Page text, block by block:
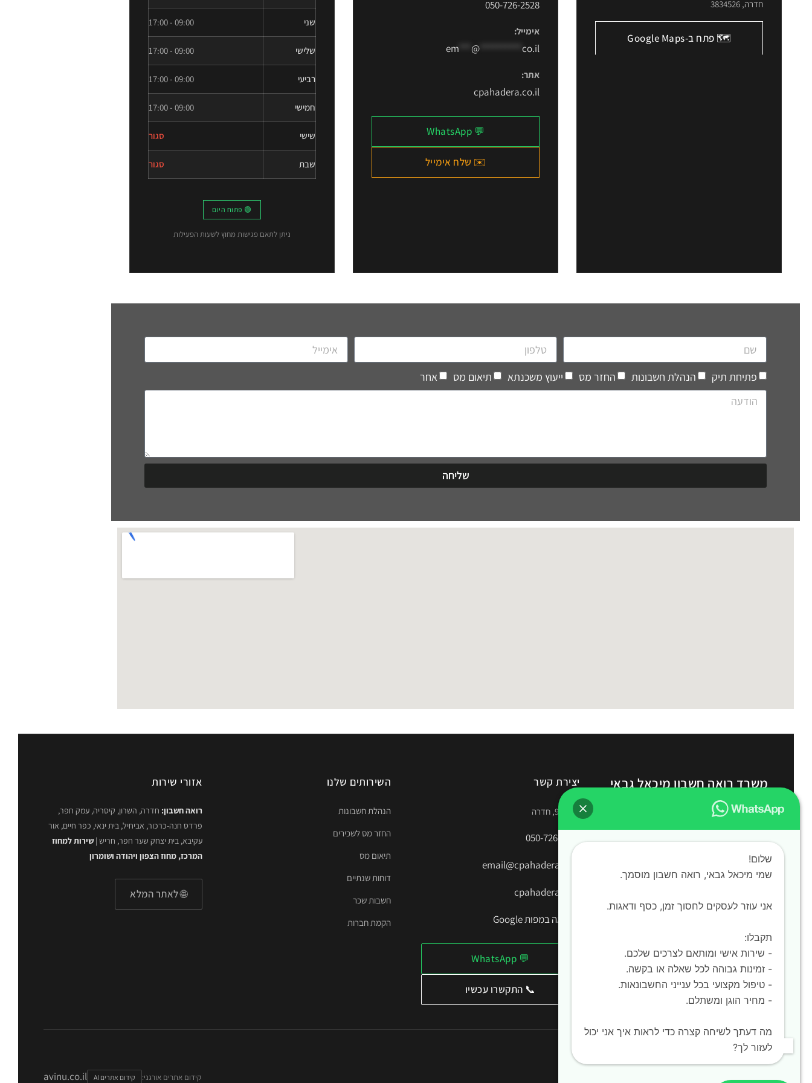
חדרה,
3834526
🗺️ פתח ב-Google Maps
050-726-2528
אימייל:
em @ co.il
אתר:
cpahadera.co.il
💬 WhatsApp
✉️ שלח אימייל
שני 09:00 - 17:00
שלישי 09:00 - 17:00
רביעי 09:00 - 17:00
חמישי 09:00 - 17:00
שישי סגור
שבת סגור
🟢 פתוח היום
ניתן לתאם פגישות מחוץ לשעות הפעילות
פתיחת תיק הנהלת חשבונות החזר מס ייעוץ משכנתא תיאום מס אחר
שליחה
משרד רואה חשבון מיכאל גבאי
שירותי רו"ח מקצועיים בחדרה | הנהלת חשבונות |
יצירת קשר
הירקון 9, חדרה
050-726-2528
email@cpahadera.co.il
cpahadera.co.il
📍 ראה במפות Google
💬 WhatsApp
📞 התקשרו עכשיו
השירותים שלנו
הנהלת חשבונות
החזר מס לשכירים
תיאום מס
דוחות שנתיים
חשבות שכר
הקמת חברות
אזורי שירות
רואה חשבון: חדרה, השרון, קיסריה, עמק חפר,
פרדס חנה-כרכור, אביחיל, בית ינאי, כפר חיים, אור
עקיבא, בית יצחק שער חפר, חריש |שירות למחוז
המרכז, מחוז הצפון ויהודה ושומרון
🌐 לאתר המלא
קידום אתרים אורגני: קידום אתרים AI avinu.co.il
שלום!
שמי מיכאל גבאי, רואה חשבון מוסמך. ‍
אני עוזר לעסקים לחסוך זמן, כסף ודאגות.
תקבלו:
- שירות אישי ומותאם לצרכים שלכם.
- זמינות גבוהה לכל שאלה או בקשה.
- טיפול מקצועי בכל ענייני החשבונאות.
- מחיר הוגן ומשתלם.
מה דעתך לשיחה קצרה כדי לראות איך אני יכול
לעזור לך?